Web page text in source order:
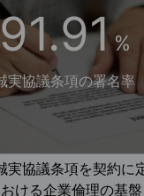
%
実協議条項の署名率
実協議条項を契約に
ける企業倫理の基